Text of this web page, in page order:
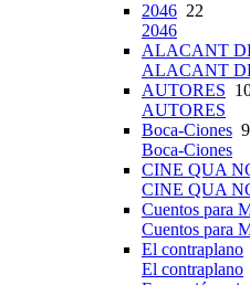
2046 22
2046
ALACANT
ALACANT
AUTORES
AUTORES
Boca-Ciones 9
Boca-Ciones
CINE QUA
CINE QUA
Cuentos para
Cuentos para
El contraplano
El contraplano